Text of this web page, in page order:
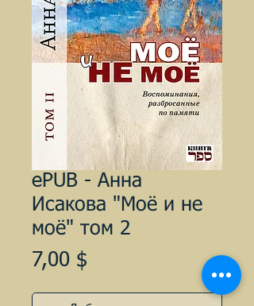
ePUB - Анна
Исакова "Моё и не
моё" том 2
7,00 $